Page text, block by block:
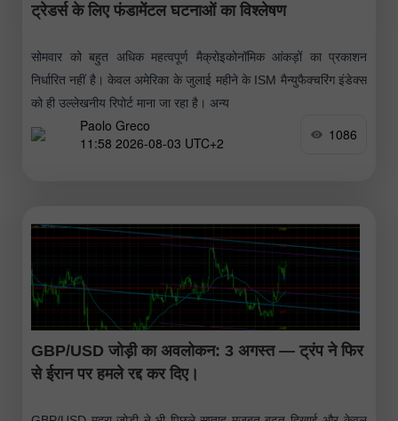
ट्रेडर्स के लिए फंडामेंटल घटनाओं का विश्लेषण
सोमवार को बहुत अधिक महत्वपूर्ण मैक्रोइकोनॉमिक आंकड़ों का प्रकाशन
निर्धारित नहीं है। केवल अमेरिका के जुलाई महीने के ISM मैन्युफैक्चरिंग इंडेक्स
को ही उल्लेखनीय रिपोर्ट माना जा रहा है। अन्य
Paolo Greco
11:58 2026-08-03 UTC+2
1086
GBP/USD जोड़ी का अवलोकन: 3 अगस्त — ट्रंप ने फिर
से ईरान पर हमले रद्द कर दिए।